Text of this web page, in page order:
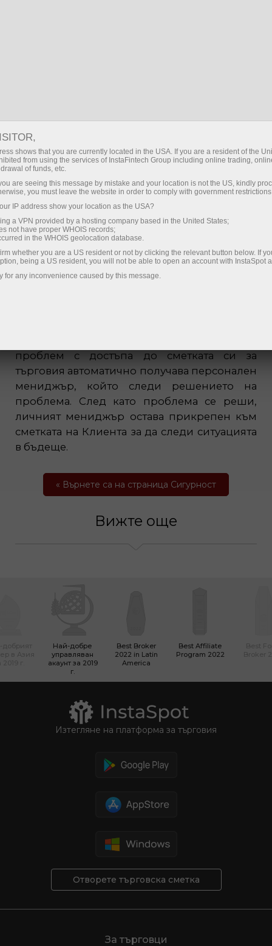
Драгън Рейсинг
Лопре
(Рали Дакар)
Отворете търговски акаунт
Отворете демо акаунт
проблем с достъпа до сметката си за
търговия автоматично получава персонален
мениджър, който следи решението на
проблема. След като проблема се реши,
личният мениджър остава прикрепен към
сметката на Клиента за да следи ситуацията
в бъдеще.
« Върнете са на страница Сигурност
Вижте още
Най-добре
управляван
акаунт за 2019
г.
Best Broker
2022 in Latin
America
Best Affiliate
Program 2022
Изтегляне на платформа за търговия
Отворете търговска сметка
За търговци
shows that you are currently located in the USA. If you are a resident of the
from using the services of InstaFintech Group including online trading,
of funds, etc.
are seeing this message by mistake and your location is not the US, kindly
you must leave the website in order to comply with government
IP address show your location as the USA?
a VPN provided by a hosting company based in the United States;
not have proper WHOIS records;
in the WHOIS geolocation database.
whether you are a US resident or not by clicking the relevant button below. If
being a US resident, you will not be able to open an account with InstaSpot
for any inconvenience caused by this message.